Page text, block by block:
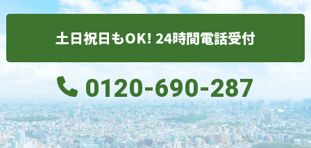
土日祝日もOK! 24時間電話受付
0120-690-287